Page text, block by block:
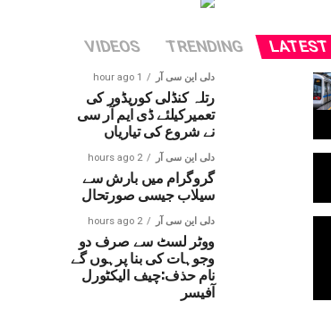
LATEST
TRENDING
VIDEOS
دلی این سی آر 1 hour ago
رتلہ کنڈلی کوریڈور کی
تعمیرکیلئے ڈی ایم آر سی
نے شروع کی تیاریاں
دلی این سی آر 2 hours ago
گروگرام میں بارش سے
سیلاب جیسی صورتحال
دلی این سی آر 2 hours ago
ووٹر لسٹ سے صرف دو
وجوہات کی بنا پرہوں گے
نام حذف:چیف الیکٹورل
آفیسر